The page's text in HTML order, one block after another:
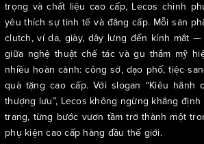
trọng và chất liệu cao cấp, Lecos chinh
yêu thích sự tinh tế và đẳng cấp. Mỗi sản
clutch, ví da, giày, dây lưng đến kính mắt
giữa nghệ thuật chế tác và gu thẩm mỹ
nhiều hoàn cảnh: công sở, dạo phố, tiệc
quà tặng cao cấp. Với slogan “Kiêu hãnh
thượng lưu”, Lecos không ngừng khẳng
trang, từng bước vươn tầm trở thành một
phụ kiện cao cấp hàng đầu thế giới.